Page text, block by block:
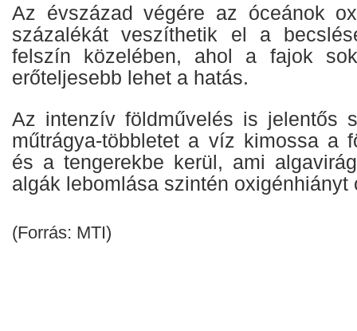
Az évszázad végére az óceánok
százalékát veszíthetik el a
felszín közelében, ahol a fajok
erőteljesebb lehet a hatás.
Az intenzív földművelés is jelentős
műtrágya-többletet a víz kimossa a
és a tengerekbe kerül, ami
algák lebomlása szintén oxigénhiányt
(Forrás: MTI)